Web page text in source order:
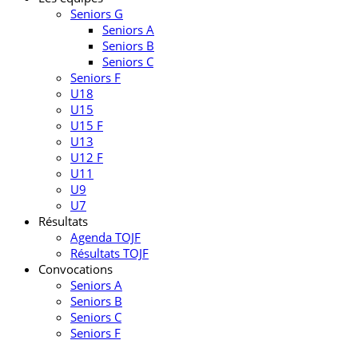
Seniors G
Seniors A
Seniors B
Seniors C
Seniors F
U18
U15
U15 F
U13
U12 F
U11
U9
U7
Résultats
Agenda TOJF
Résultats TOJF
Convocations
Seniors A
Seniors B
Seniors C
Seniors F